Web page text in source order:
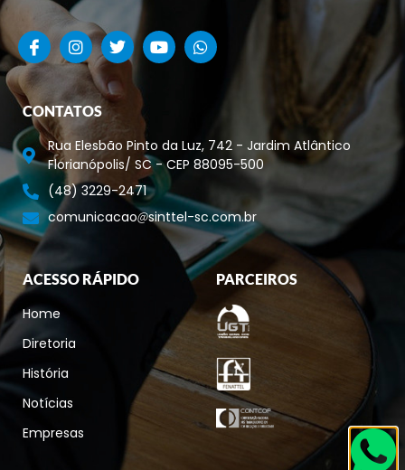
CONTATOS
Rua Elesbão Pinto da Luz, 742 - Jardim Atlântico
Florianópolis/ SC - CEP 88095-500
(48) 3229-2471
comunicacao
sinttel-sc.com.br
ACESSO RÁPIDO
Home
Diretoria
História
Notícias
Empresas
PARCEIROS